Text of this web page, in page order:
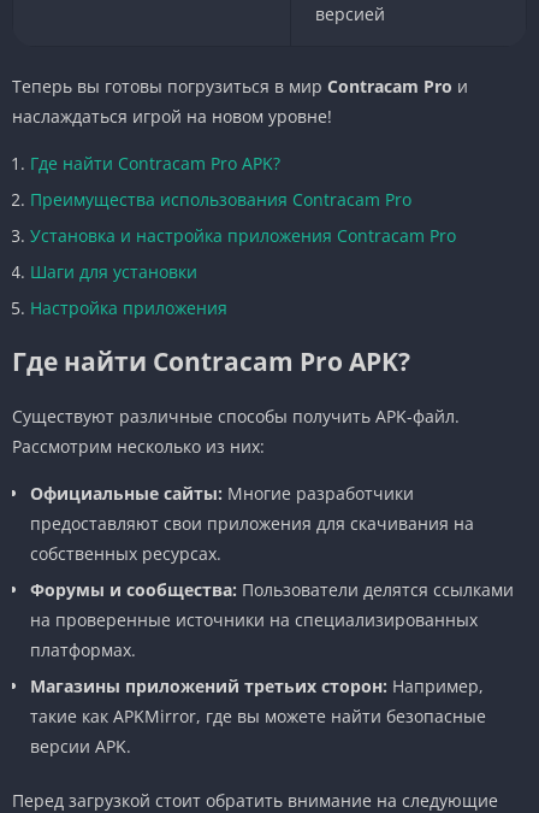
версией
Теперь вы готовы погрузиться в мир Contracam Pro и
наслаждаться игрой на новом уровне!
Где найти Contracam Pro APK?
Преимущества использования Contracam Pro
Установка и настройка приложения Contracam Pro
Шаги для установки
Настройка приложения
Где найти Contracam Pro APK?
Существуют различные способы получить APK-файл.
Рассмотрим несколько из них:
Официальные сайты: Многие разработчики
предоставляют свои приложения для скачивания на
собственных ресурсах.
Форумы и сообщества: Пользователи делятся ссылками
на проверенные источники на специализированных
платформах.
Магазины приложений третьих сторон: Например,
такие как APKMirror, где вы можете найти безопасные
версии APK.
Перед загрузкой стоит обратить внимание на следующие